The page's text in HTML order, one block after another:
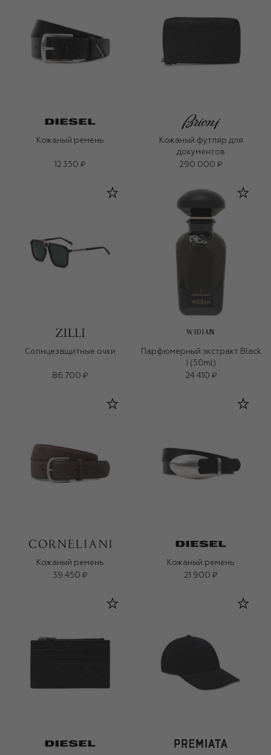
Кожаный ремень
12 350 ₽
Кожаный футляр для
документов
290 000 ₽
Солнцезащитные очки
86 700 ₽
WIDIAN
Парфюмерный экстракт Black
I (50ml)
24 410 ₽
Кожаный ремень
39 450 ₽
Кожаный ремень
21 900 ₽